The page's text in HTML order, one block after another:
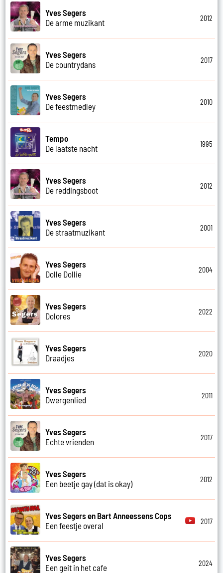
Yves Segers
De arme muzikant
2012
Yves Segers
De countrydans
2017
Yves Segers
De feestmedley
2010
Tempo
De laatste nacht
1995
Yves Segers
De reddingsboot
2012
Yves Segers
De straatmuzikant
2001
Yves Segers
Dolle Dollie
2004
Yves Segers
Dolores
2022
Yves Segers
Draadjes
2020
Yves Segers
Dwergenlied
2011
Yves Segers
Echte vrienden
2017
Yves Segers
Een beetje gay (dat is okay)
2012
Yves Segers en Bart Anneessens Cops
Een feestje overal
2017
Yves Segers
Een geit in het cafe
2024